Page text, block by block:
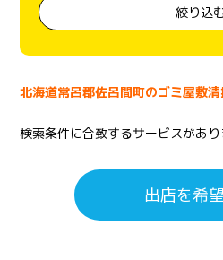
絞り込
北海道常呂郡佐呂間町のゴミ屋敷清
検索条件に合致するサービスがあ
出店を希